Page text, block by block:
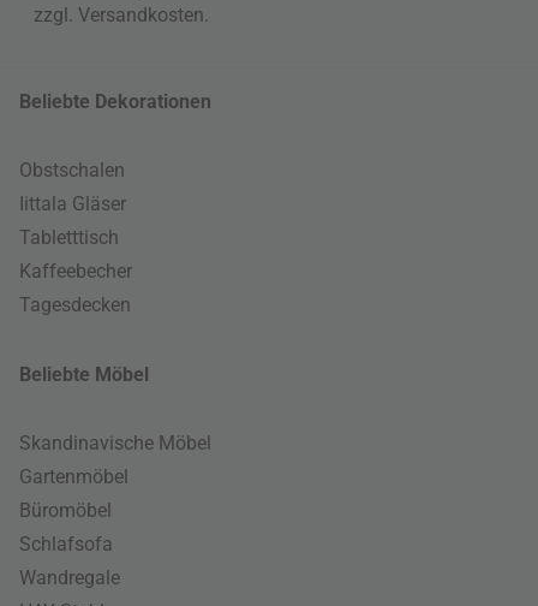
zzgl. Versandkosten
Beliebte Dekorationen
Obstschalen
Iittala Gläser
Tabletttisch
Kaffeebecher
Tagesdecken
Beliebte Möbel
Skandinavische Möbel
Gartenmöbel
Büromöbel
Schlafsofa
Wandregale